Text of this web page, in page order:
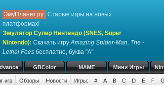
ЭмуПланет.ру: Старые игры на новых
платформах!
Эмулятор Супер Нинтендо (SNES, Super
Nintendo): Скачать игруAmazing Spider-Man, The -
Lethal Foes бесплатно, буква "A"
GBColor MAME Мини Игры
игр Обзоры Новости Игры: # A B C D E F G